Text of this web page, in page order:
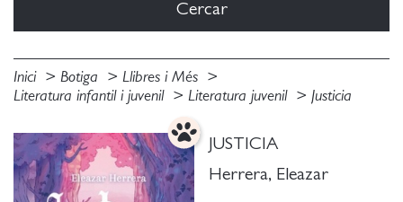
Inici Botiga
Llibres i Més
Literatura infantil i juvenil
Literatura juvenil Justicia
JUSTICIA
Herrera, Eleazar